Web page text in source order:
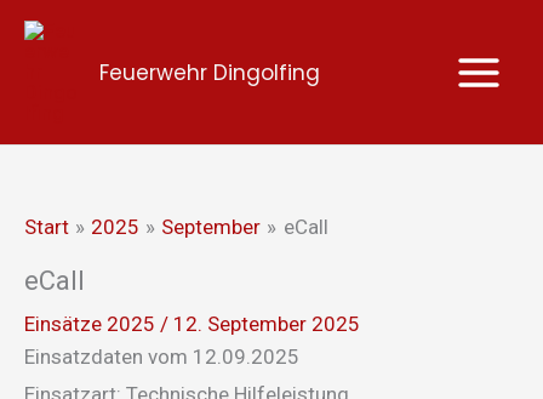
Zum
Feuerwehr Dingolfing
Start 2025 September eCall
eCall
Einsätze 2025 / 12. September 2025
Einsatzdaten vom 12.09.2025
Einsatzart: Technische Hilfeleistung